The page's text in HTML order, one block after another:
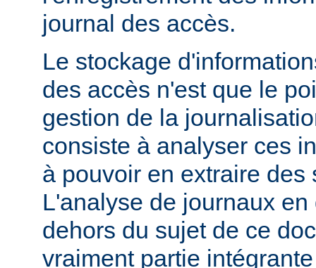
journal des accès.
Le stockage
des accès n'est que le
gestion de la
consiste à analyser ces
à pouvoir en extraire des
L'analyse de journaux
dehors du sujet de ce
vraiment partie